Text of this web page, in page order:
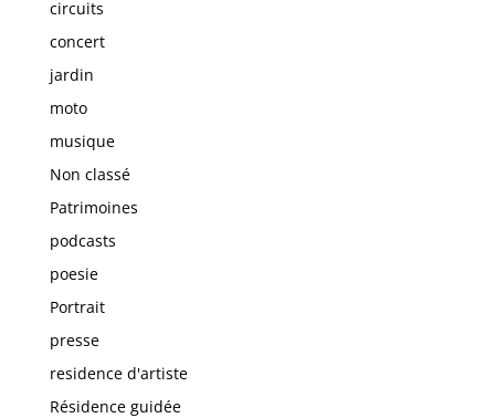
circuits
concert
jardin
moto
musique
Non classé
Patrimoines
podcasts
poesie
Portrait
presse
residence d'artiste
Résidence guidée